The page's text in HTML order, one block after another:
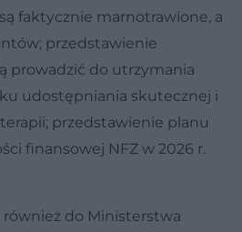
faktycznie marnotrawione, a
przedstawienie
prowadzić do utrzymania
udostępniania skutecznej i
przedstawienie planu
finansowej NFZ w 2026 r.
również do Ministerstwa